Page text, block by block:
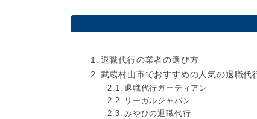
退職代行の業者の選び方
武蔵村山市でおすすめの人気の退職代
退職代行ガーディアン
リーガルジャパン
みやびの退職代行